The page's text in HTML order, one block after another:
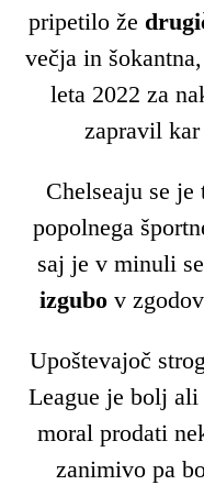
pripetilo že
večja in
leta 2022 za
zapravil kar
Chelseaju se
popolnega
saj je v minuli
izgubo v
Upoštevajoč
League je bolj ali
moral prodati
zanimivo pa